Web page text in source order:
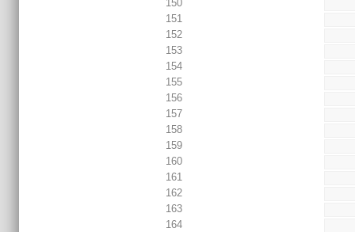
150
151
152
153
154
155
156
157
158
159
160
161
162
163
164